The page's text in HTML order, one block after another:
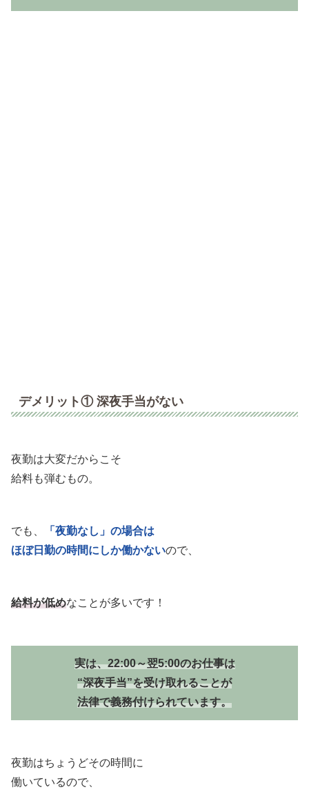
デメリット① 深夜手当がない
夜勤は大変だからこそ
給料も弾むもの。
でも、
「夜勤なし」の場合は
ほぼ日勤の時間にしか働かないので、
給料が低めなことが多いです！
実は、22:00～翌5:00のお仕事は
“深夜手当”を受け取れることが
法律で義務付けられています。
夜勤はちょうどその時間に
働いているので、